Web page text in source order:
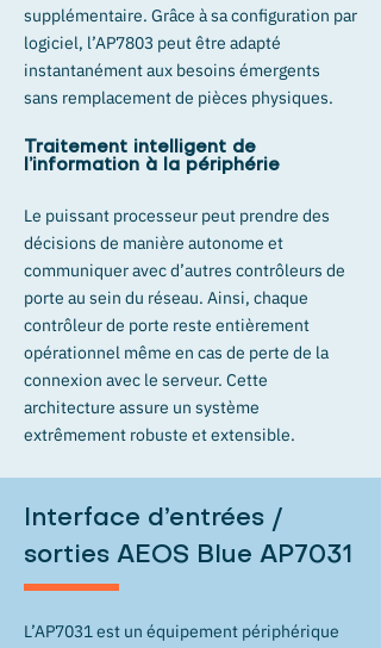
supplémentaire. Grâce à sa configuration par
logiciel, l’AP7803 peut être adapté
instantanément aux besoins émergents
sans remplacement de pièces physiques.
Traitement intelligent de
l’information à la périphérie
Le puissant processeur peut prendre des
décisions de manière autonome et
communiquer avec d’autres contrôleurs de
porte au sein du réseau. Ainsi, chaque
contrôleur de porte reste entièrement
opérationnel même en cas de perte de la
connexion avec le serveur. Cette
architecture assure un système
extrêmement robuste et extensible.
Interface d’entrées /
sorties AEOS Blue AP7031
L’AP7031 est un équipement périphérique